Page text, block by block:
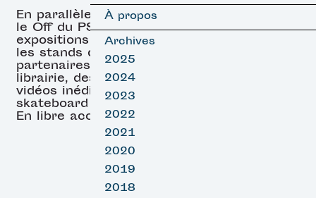
À propos
Archives
2025
2024
2023
2022
2021
2020
2019
2018
En parallèle des projections,
le Off du PSSFF propose des
expositions (surf & skate),
les stands de nos
partenaires, un espace
librairie, des projections de
vidéos inédites de surf et
skateboard et des DJ sets.
En libre accès.